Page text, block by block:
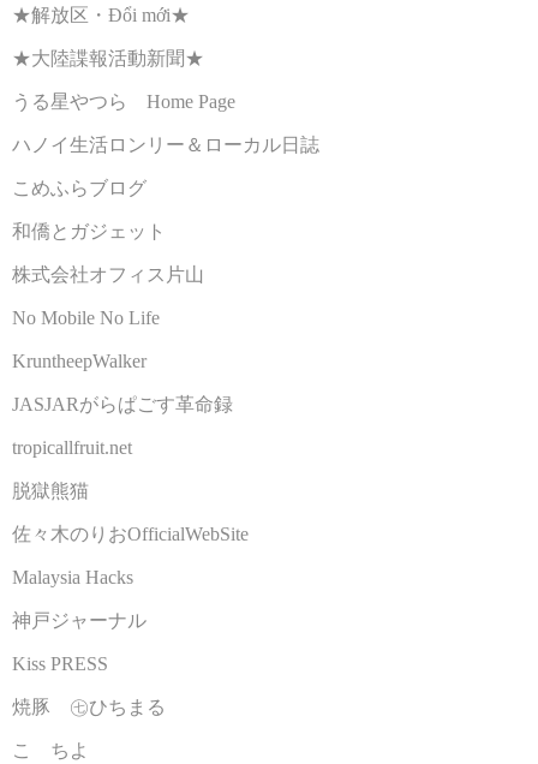
★解放区・Đổi mới★
★大陸諜報活動新聞★
うる星やつら Home Page
ハノイ生活ロンリー＆ローカル日誌
こめふらブログ
和僑とガジェット
株式会社オフィス片山
No Mobile No Life
KruntheepWalker
JASJARがらぱごす革命録
tropicallfruit.net
脱獄熊猫
佐々木のりおOfficialWebSite
Malaysia Hacks
神戸ジャーナル
Kiss PRESS
焼豚 ㊆ひちまる
こゝちよ